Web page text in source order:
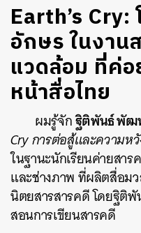
Earth’s
อักษร ในงาน
แวดล้อม ที่ค่อ
หน้าสื่อไทย
ผมรู้จักฐิติพันธ์ พัฒ
Cry การต่อสู้และความห
ในฐานะนักเรียนค่ายสา
และช่างภาพ ที่ผลิตสื่อม
นิตยสารสารคดี โดยฐิติพั
สอนการเขียนสารคดี